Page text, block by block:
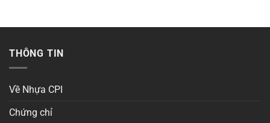
THÔNG TIN
Về Nhựa CPI
Chứng chỉ